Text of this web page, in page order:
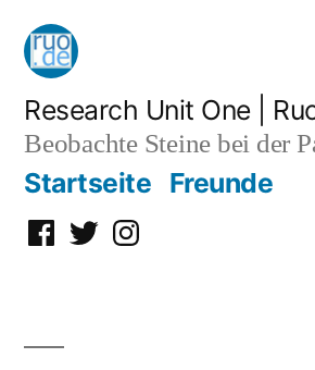
Zum
Inhalt
springen
Research Unit One |
Beobachte Steine bei der
Startseite Freunde
Facebook
TwitterInstagram